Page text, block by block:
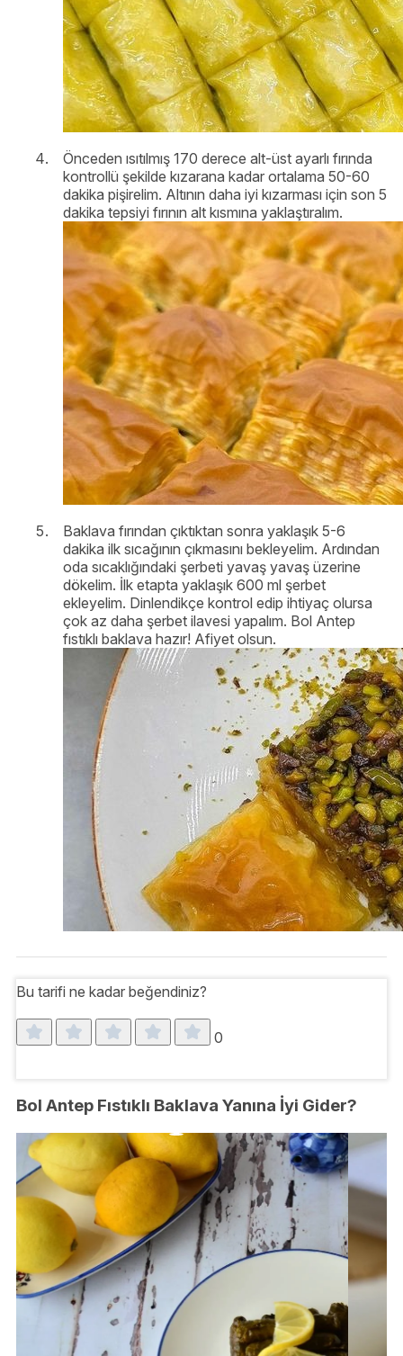
Önceden ısıtılmış 170 derece alt-üst ayarlı fırında
kontrollü şekilde kızarana kadar ortalama 50-60
dakika pişirelim. Altının daha iyi kızarması için son 5
dakika tepsiyi fırının alt kısmına yaklaştıralım.
Baklava fırından çıktıktan sonra yaklaşık 5-6
dakika ilk sıcağının çıkmasını bekleyelim. Ardından
oda sıcaklığındaki şerbeti yavaş yavaş üzerine
dökelim. İlk etapta yaklaşık 600 ml şerbet
ekleyelim. Dinlendikçe kontrol edip ihtiyaç olursa
çok az daha şerbet ilavesi yapalım. Bol Antep
fıstıklı baklava hazır! Afiyet olsun.
Bu tarifi ne kadar beğendiniz?
0
Bol Antep Fıstıklı Baklava Yanına İyi Gider?